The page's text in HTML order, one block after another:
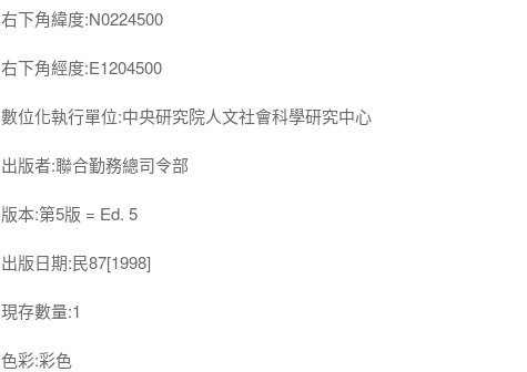
右下角緯度:N0224500
右下角經度:E1204500
數位化執行單位:中央研究院人文社會科學研究中心
出版者:聯合勤務總司令部
版本:第5版 = Ed. 5
出版日期:民87[1998]
現存數量:1
色彩:彩色